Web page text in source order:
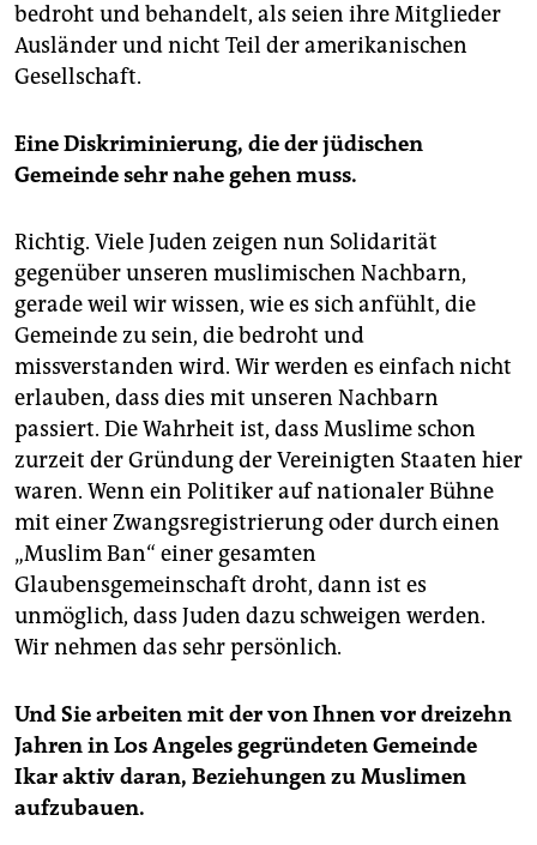
bedroht und behandelt, als seien ihre Mitglieder
Ausländer und nicht Teil der amerikanischen
Gesellschaft.
Eine Diskriminierung, die der jüdischen
Gemeinde sehr nahe gehen muss.
Richtig. Viele Juden zeigen nun Solidarität
gegenüber unseren muslimischen Nachbarn,
gerade weil wir wissen, wie es sich anfühlt, die
Gemeinde zu sein, die bedroht und
missverstanden wird. Wir werden es einfach nicht
erlauben, dass dies mit unseren Nachbarn
passiert. Die Wahrheit ist, dass Muslime schon
zurzeit der Gründung der Vereinigten Staaten hier
waren. Wenn ein Politiker auf nationaler Bühne
mit einer Zwangsregistrierung oder durch einen
„Muslim Ban“ einer gesamten
Glaubensgemeinschaft droht, dann ist es
unmöglich, dass Juden dazu schweigen werden.
Wir nehmen das sehr persönlich.
Und Sie arbeiten mit der von Ihnen vor dreizehn
Jahren in Los Angeles gegründeten Gemeinde
Ikar aktiv daran, Beziehungen zu Muslimen
aufzubauen.